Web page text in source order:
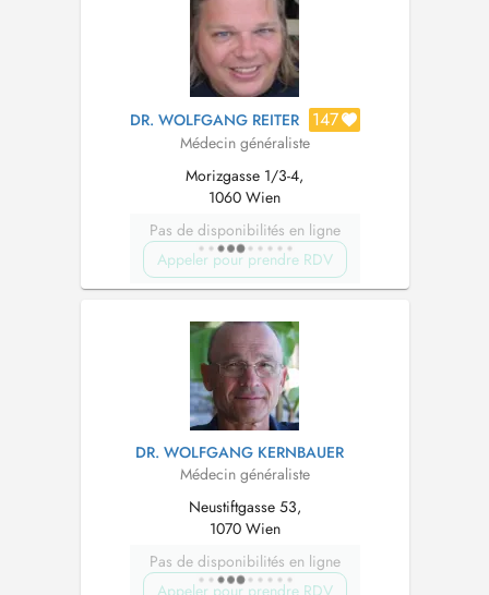
DR. WOLFGANG REITER 147
Médecin généraliste
Morizgasse 1/3-4,
1060 Wien
Pas de disponibilités en ligne
Appeler pour prendre RDV
DR. WOLFGANG KERNBAUER
Médecin généraliste
Neustiftgasse 53,
1070 Wien
Pas de disponibilités en ligne
Appeler pour prendre RDV